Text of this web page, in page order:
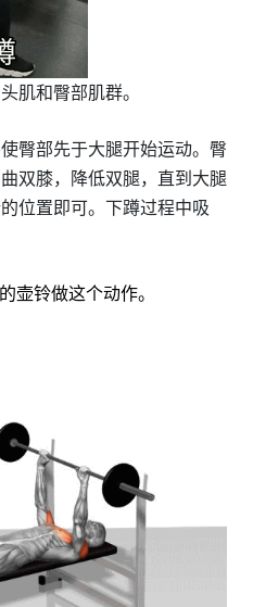
肌和臀部肌群。
臀部先于大腿开始运动。臀
双膝，降低双腿，直到大腿
位置即可。下蹲过程中吸
壶铃做这个动作。